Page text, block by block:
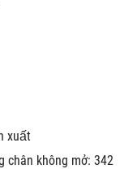
xuất
chân không mở: 342